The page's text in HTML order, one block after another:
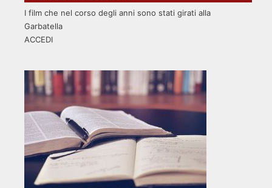
I film che nel corso degli anni sono stati girati alla
Garbatella
ACCEDI